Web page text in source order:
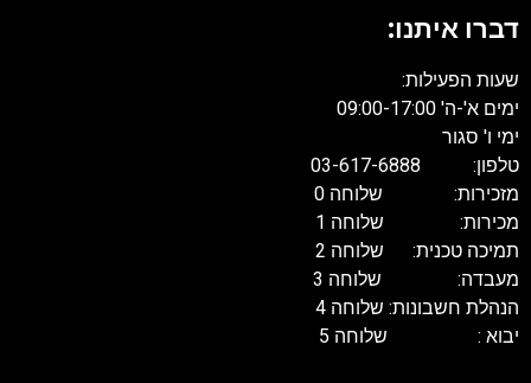
דברו איתנו:
שעות הפעילות:
ימים א'-ה' 09:00-17:00
ימי ו' סגור
טלפון: 03-617-6888
מזכירות: שלוחה 0
מכירות: שלוחה 1
תמיכה טכנית: שלוחה 2
מעבדה: שלוחה 3
הנהלת חשבונות: שלוחה 4
יבוא : שלוחה 5